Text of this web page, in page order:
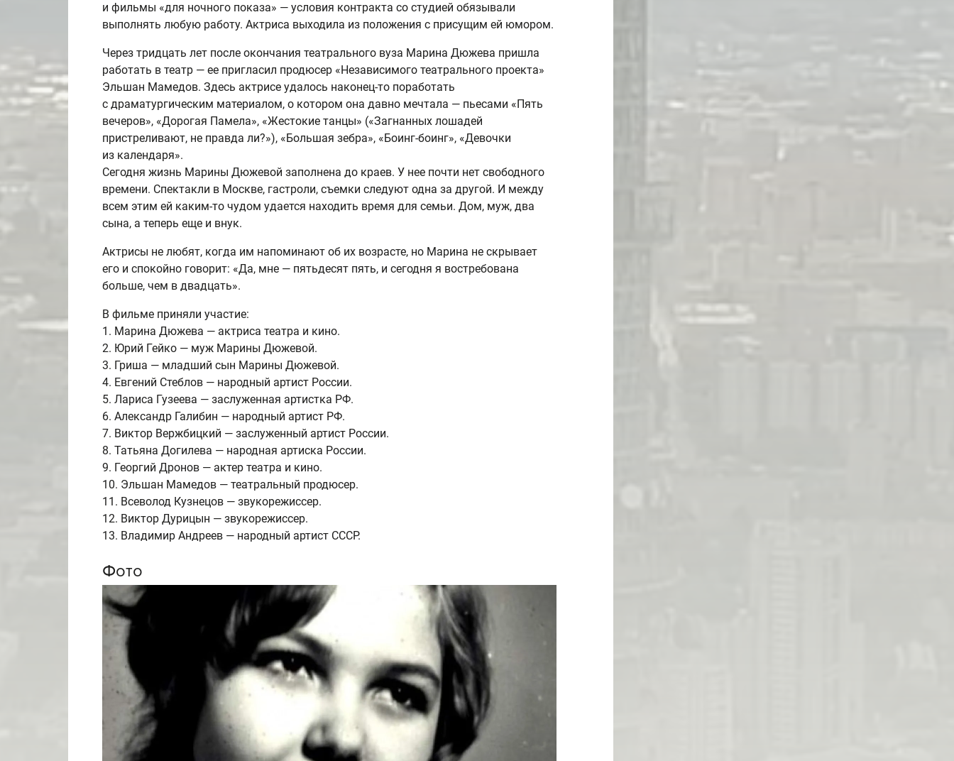
и фильмы «для ночного показа» — условия контракта со студией обязывали
выполнять любую работу. Актриса выходила из положения с присущим ей юмором.
Через тридцать лет после окончания театрального вуза Марина Дюжева пришла
работать в театр — ее пригласил продюсер «Независимого театрального проекта»
Эльшан Мамедов. Здесь актрисе удалось наконец-то поработать
с драматургическим материалом, о котором она давно мечтала — пьесами «Пять
вечеров», «Дорогая Памела», «Жестокие танцы» («Загнанных лошадей
пристреливают, не правда ли?»), «Большая зебра», «Боинг-боинг», «Девочки
из календаря».
Сегодня жизнь Марины Дюжевой заполнена до краев. У нее почти нет свободного
времени. Спектакли в Москве, гастроли, съемки следуют одна за другой. И между
всем этим ей каким-то чудом удается находить время для семьи. Дом, муж, два
сына, а теперь еще и внук.
Актрисы не любят, когда им напоминают об их возрасте, но Марина не скрывает
его и спокойно говорит: «Да, мне — пятьдесят пять, и сегодня я востребована
больше, чем в двадцать».
В фильме приняли участие:
1. Марина Дюжева — актриса театра и кино.
2. Юрий Гейко — муж Марины Дюжевой.
3. Гриша — младший сын Марины Дюжевой.
4. Евгений Стеблов — народный артист России.
5. Лариса Гузеева — заслуженная артистка РФ.
6. Александр Галибин — народный артист РФ.
7. Виктор Вержбицкий — заслуженный артист России.
8. Татьяна Догилева — народная артиска России.
9. Георгий Дронов — актер театра и кино.
10. Эльшан Мамедов — театральный продюсер.
11. Всеволод Кузнецов — звукорежиссер.
12. Виктор Дурицын — звукорежиссер.
13. Владимир Андреев — народный артист СССР.
Фото